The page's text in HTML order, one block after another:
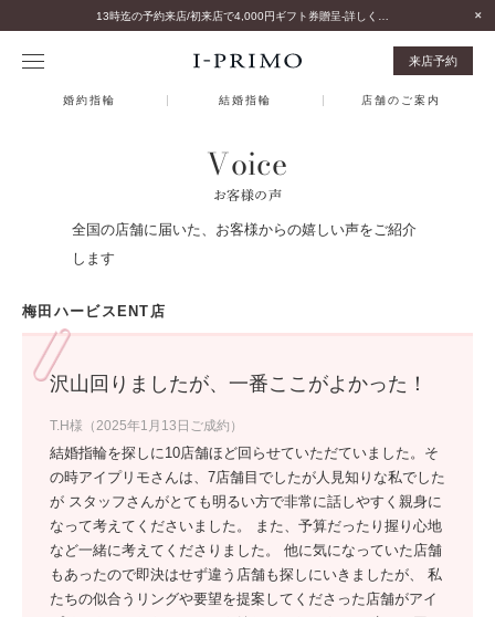
来店予約
婚約指輪 結婚指輪 店舗のご案内
Voice
お客様の声
全国の店舗に届いた、お客様からの嬉しい声をご紹介
します
梅田ハービスENT店
沢山回りましたが、一番ここがよかった！
T.H様（2025年1月13日ご成約）
結婚指輪を探しに10店舗ほど回らせていただていました。そ
の時アイプリモさんは、7店舗目でしたが人見知りな私でした
が スタッフさんがとても明るい方で非常に話しやすく親身に
なって考えてくださいました。 また、予算だったり握り心地
など一緒に考えてくださりました。 他に気になっていた店舗
もあったので即決はせず違う店舗も探しにいきましたが、 私
たちの似合うリングや要望を提案してくださった店舗がアイ